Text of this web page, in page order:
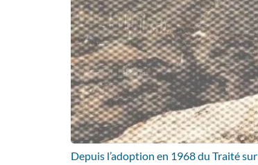
Depuis l’adoption en 1968 du Traité